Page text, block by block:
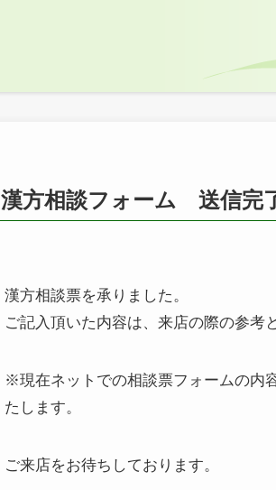
漢方相談フォーム 送信完
漢方相談票を承りました。
ご記入頂いた内容は、来店の際の参考
※現在ネットでの相談票フォームの内
たします。
ご来店をお待ちしております。